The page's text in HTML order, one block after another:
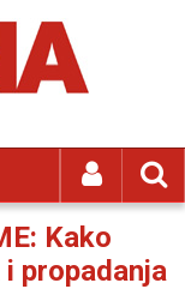
Kako
propadanja